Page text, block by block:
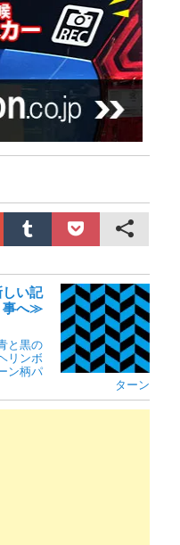
い記
事へ≫
と黒の
リンボ
ン柄パ
ターン